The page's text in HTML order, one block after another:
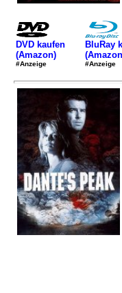
DVD kaufen
(Amazon)
#Anzeige
BluRay
#Anzeige